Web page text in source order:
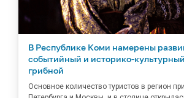
В Республике Коми намерены
событийный и историко-
грибной
Основное количество туристов в регион